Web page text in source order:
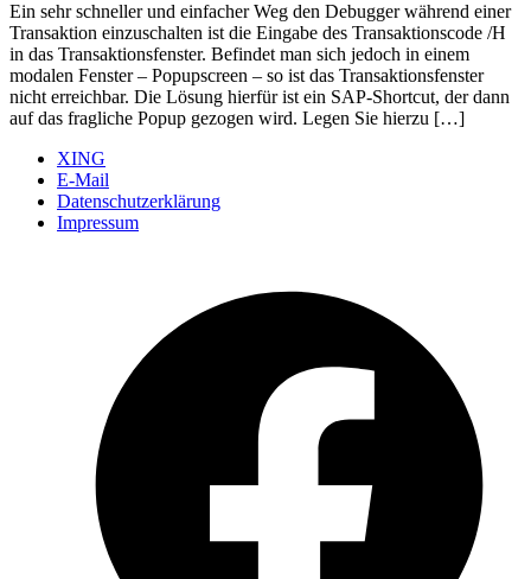
Ein sehr schneller und einfacher Weg den Debugger während einer
Transaktion einzuschalten ist die Eingabe des Transaktionscode /H
in das Transaktionsfenster. Befindet man sich jedoch in einem
modalen Fenster – Popupscreen – so ist das Transaktionsfenster
nicht erreichbar. Die Lösung hierfür ist ein SAP-Shortcut, der dann
auf das fragliche Popup gezogen wird. Legen Sie hierzu […]
XING
E-Mail
Datenschutzerklärung
Impressum